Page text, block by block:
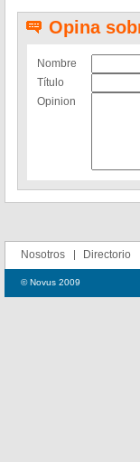
Opina
Nombre
Título
Opinion
Nosotros Directorio
© Novus 2009